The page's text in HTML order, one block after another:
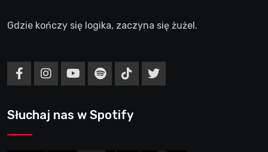
Gdzie kończy się logika, zaczyna się żużel.
Słuchaj nas w Spotify